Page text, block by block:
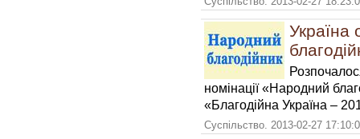
Україна
номінації «Народний
«Благодійна Україна –
Суспільство. 2013-02-27